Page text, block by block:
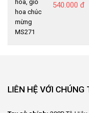
540.000 đ
LIÊN HỆ VỚI CHÚNG